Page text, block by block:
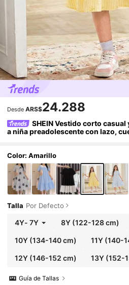
Desde ARS$24.288
SHEIN Vestido corto casual
a niña preadolescente con lazo,
Color: Amarillo
Talla Por Defecto
4Y- 7Y 8Y (122-128 cm)
10Y(134-140 cm) 11Y (140-
12Y(146-152 cm) 13Y (152-
Guía de Tallas